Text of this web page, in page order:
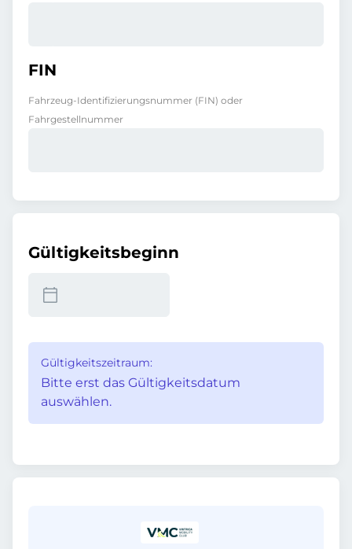
FIN
Fahrzeug-Identifizierungsnummer (FIN) oder
Fahrgestellnummer
Gültigkeitsbeginn
Gültigkeitszeitraum:
Bitte erst das Gültigkeitsdatum
auswählen.